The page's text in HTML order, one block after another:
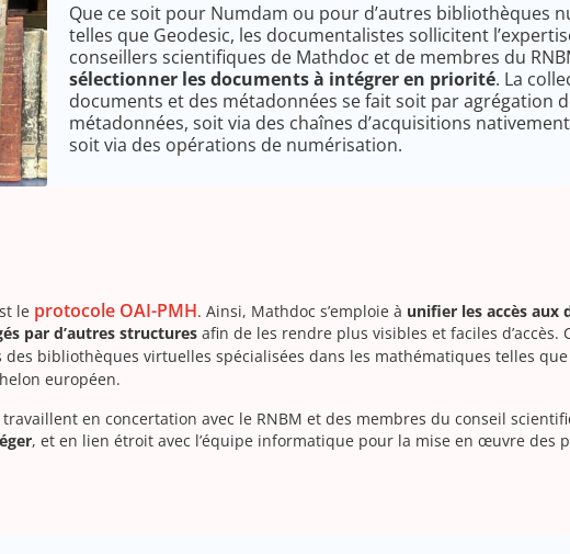
Que ce soit pour Numdam ou pour d’autres bibliothèques
telles que Geodesic, les documentalistes sollicitent
conseillers scientifiques de Mathdoc et de membres du
sélectionner les documents à intégrer en priorité. La
documents et des métadonnées se fait soit par agrégation
métadonnées, soit via des chaînes d’acquisitions
soit via des opérations de numérisation.
le protocole OAI-PMH. Ainsi, Mathdoc s’emploie à unifier les accès aux
par d’autres structures afin de les rendre plus visibles et faciles d’accès.
bibliothèques virtuelles spécialisées dans les mathématiques telles que
européen.
en concertation avec le RNBM et des membres du conseil
, et en lien étroit avec l’équipe informatique pour la mise en œuvre des